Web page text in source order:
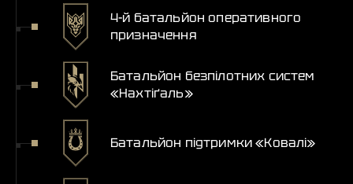
4-й батальйон оперативного
призначення
Батальйон безпілотних систем
«Нахтіґаль»
Батальйон підтримки «Ковалі»